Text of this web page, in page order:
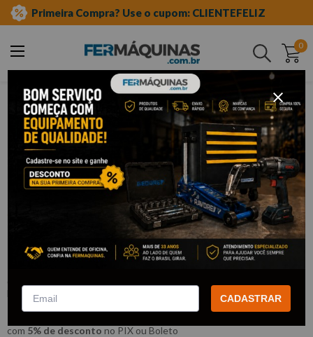
Primeira Compra? Use o cupom: CLIENTEFELIZ
0
Buscar
equipamento caminhões scania câmbio
Extrator de Flanges de Acoplamento
Caixa de Transmissão - RAVEN
RAVEN
R$1.182,36
com 5% de desconto no PIX ou Boleto
CADASTRAR